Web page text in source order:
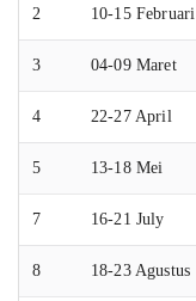
2 10-15 Februari
3 04-09 Maret
4 22-27 April
5 13-18 Mei
7 16-21 July
8 18-23 Agustus